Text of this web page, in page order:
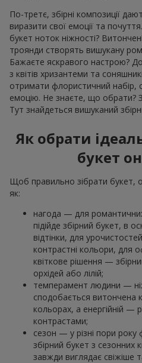
По-третє, збірні композиції
виразити свої емоції та
букет ноток ніжності?
троянди створять вишукану
Бажаєте яскравого настрою?
з квітів хризантеми та
отримати флористичний набір,
емоцію. Не знаєте, що обрати?
Тут знайдеться вишуканий
Як обрати
букет
Щоб правильно зібрати букет,
як:
нагода — для
підійде збірний букет, в
відтінки, для
контрастні кольори, для
квіткове рішення —
орхідей або лілій;
темперамент людини —
сподобається витончена
кольорах, а енергійній —
контрастами;
сезон — у різні пори
збірний букет з сезонних
завжди виглядає свіжіше